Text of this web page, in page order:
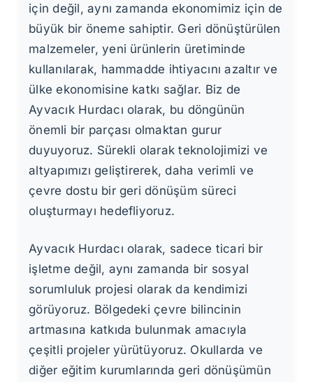
için değil, aynı zamanda ekonomimiz için de
büyük bir öneme sahiptir. Geri dönüştürülen
malzemeler, yeni ürünlerin üretiminde
kullanılarak, hammadde ihtiyacını azaltır ve
ülke ekonomisine katkı sağlar. Biz de
Ayvacık Hurdacı olarak, bu döngünün
önemli bir parçası olmaktan gurur
duyuyoruz. Sürekli olarak teknolojimizi ve
altyapımızı geliştirerek, daha verimli ve
çevre dostu bir geri dönüşüm süreci
oluşturmayı hedefliyoruz.
Ayvacık Hurdacı olarak, sadece ticari bir
işletme değil, aynı zamanda bir sosyal
sorumluluk projesi olarak da kendimizi
görüyoruz. Bölgedeki çevre bilincinin
artmasına katkıda bulunmak amacıyla
çeşitli projeler yürütüyoruz. Okullarda ve
diğer eğitim kurumlarında geri dönüşümün